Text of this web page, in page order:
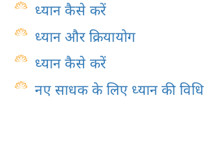
ध्यान कैसे करें
ध्यान और क्रियायोग
ध्यान कैसे करें
नए साधक के लिए ध्यान की विधि